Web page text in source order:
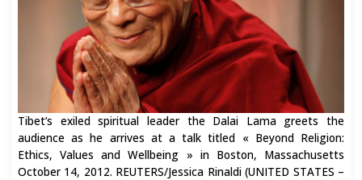
Tibet’s exiled spiritual leader the Dalai Lama greets the
audience as he arrives at a talk titled « Beyond Religion:
Ethics, Values and Wellbeing » in Boston, Massachusetts
October 14, 2012. REUTERS/Jessica Rinaldi (UNITED STATES –